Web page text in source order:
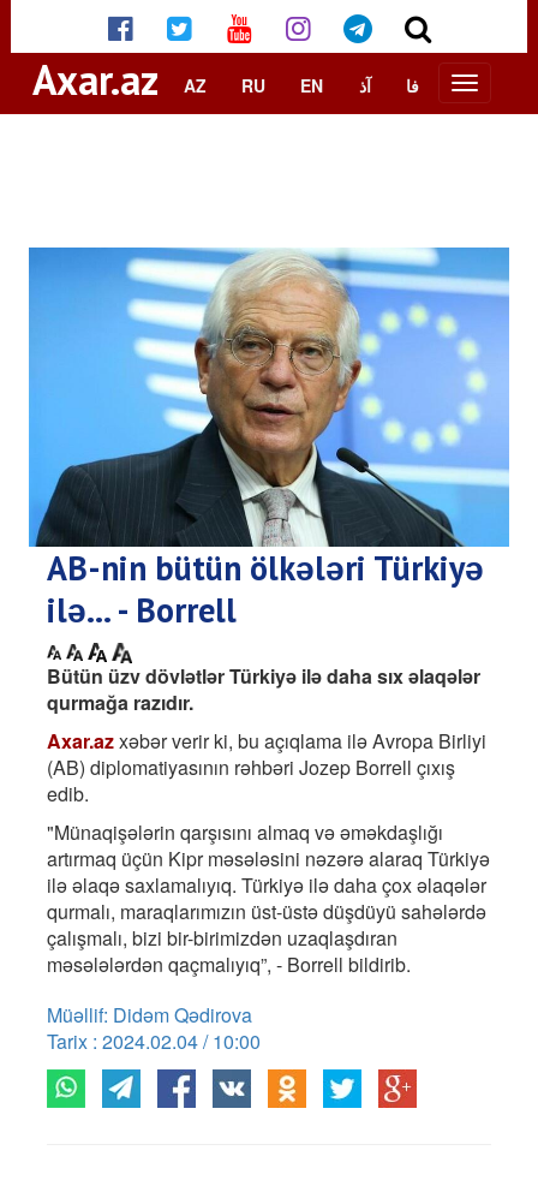
Axar.az AZ RU EN آذ فا
AB-nin bütün ölkələri Türkiyə
ilə... - Borrell
Bütün üzv dövlətlər Türkiyə ilə daha sıx əlaqələr
qurmağa razıdır.
Axar.azxəbər verir ki, bu açıqlama ilə Avropa Birliyi
(AB) diplomatiyasının rəhbəri Jozep Borrell çıxış
edib.
"Münaqişələrin qarşısını almaq və əməkdaşlığı
artırmaq üçün Kipr məsələsini nəzərə alaraq Türkiyə
ilə əlaqə saxlamalıyıq. Türkiyə ilə daha çox əlaqələr
qurmalı, maraqlarımızın üst-üstə düşdüyü sahələrdə
çalışmalı, bizi bir-birimizdən uzaqlaşdıran
məsələlərdən qaçmalıyıq”, - Borrell bildirib.
Müəllif: Didəm Qədirova
Tarix : 2024.02.04 / 10:00